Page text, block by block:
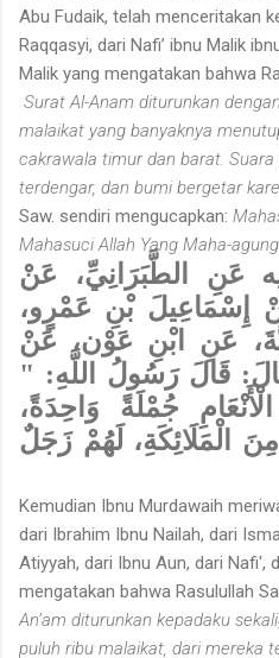
Abu Fudaik, telah menceritakan
Raqqasyi, dari Nafi’ ibnu Malik
Malik yang mengatakan bahwa
Surat Al-Anam diturunkan
malaikat yang banyaknya
cakrawala timur dan barat.
terdengar, dan bumi bergetar
Saw. sendiri mengucapkan:
Mahasuci Allah Yang Maha-agung.
عَنِ الطَّبَرَانِيِّ، عَنْ
إِسْمَاعِيلَ بْنِ عَمْرٍو،
عَنِ ابْنِ عَوْن، عَنْ
قَالَ رَسُولُ اللَّهِ: "
جُمْلَةً وَاحِدَةً،
الْمَلَائِكَةِ، لَهُمْ زَجَلٌ
Kemudian Ibnu Murdawaih
dari Ibrahim Ibnu Nailah, dari
Atiyyah, dari Ibnu Aun, dari Nafi',
mengatakan bahwa Rasulullah
An’am diturunkan kepadaku
puluh ribu malaikat, dari mereka